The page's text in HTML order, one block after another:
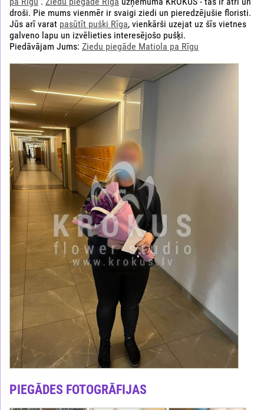
droši. Pie mums vienmēr ir svaigi ziedi un pieredzējušie floristi.
Jūs arī varat pasūtīt pušķi Rīga, vienkārši uzejat uz šīs vietnes
galveno lapu un izvēlieties interesējošo pušķi.
Piedāvājam Jums: Ziedu piegāde Matiola pa Rīgu
PIEGĀDES FOTOGRĀFIJAS